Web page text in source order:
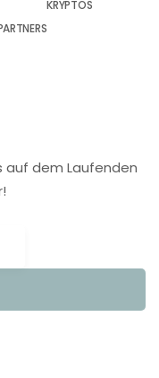
KRYPTOS
auf dem Laufenden